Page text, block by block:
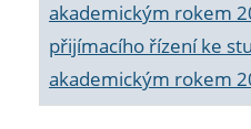
akademickým rokem
přijímacího řízení ke
akademickým rokem